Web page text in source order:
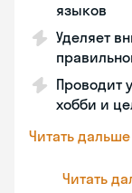
языков
Уделяет
Проводит
хобби и
Читать дальше
Читать